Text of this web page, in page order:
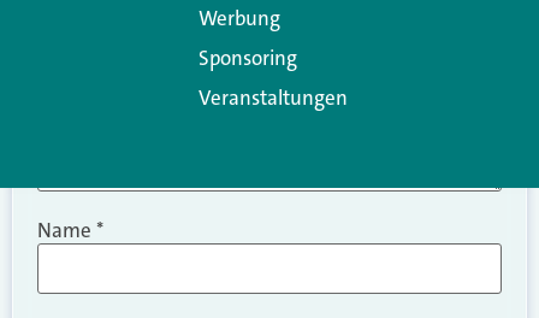
Name *
Werbung
Sponsoring
Veranstaltungen